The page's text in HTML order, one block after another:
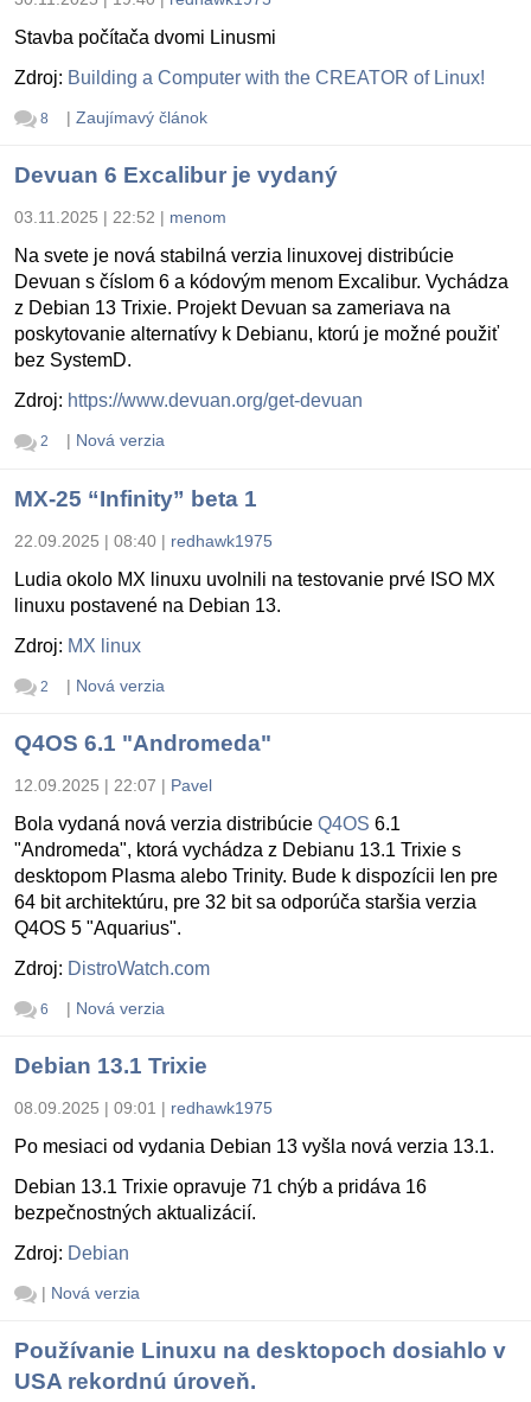
Stavba počítača dvomi Linusmi
Zdroj: Building a Computer with the CREATOR of Linux!
8 | Zaujímavý článok
Devuan 6 Excalibur je vydaný
03.11.2025 | 22:52 | menom
Na svete je nová stabilná verzia linuxovej distribúcie
Devuan s číslom 6 a kódovým menom Excalibur. Vychádza
z Debian 13 Trixie. Projekt Devuan sa zameriava na
poskytovanie alternatívy k Debianu, ktorú je možné použiť
bez SystemD.
Zdroj: https://www.devuan.org/get-devuan
2 | Nová verzia
MX-25 “Infinity” beta 1
22.09.2025 | 08:40 | redhawk1975
Ludia okolo MX linuxu uvolnili na testovanie prvé ISO MX
linuxu postavené na Debian 13.
Zdroj: MX linux
2 | Nová verzia
Q4OS 6.1 "Andromeda"
12.09.2025 | 22:07 | Pavel
Bola vydaná nová verzia distribúcie Q4OS 6.1
"Andromeda", ktorá vychádza z Debianu 13.1 Trixie s
desktopom Plasma alebo Trinity. Bude k dispozícii len pre
64 bit architektúru, pre 32 bit sa odporúča staršia verzia
Q4OS 5 "Aquarius".
Zdroj: DistroWatch.com
6 | Nová verzia
Debian 13.1 Trixie
08.09.2025 | 09:01 | redhawk1975
Po mesiaci od vydania Debian 13 vyšla nová verzia 13.1.
Debian 13.1 Trixie opravuje 71 chýb a pridáva 16
bezpečnostných aktualizácií.
Zdroj: Debian
| Nová verzia
Používanie Linuxu na desktopoch dosiahlo v
USA rekordnú úroveň.